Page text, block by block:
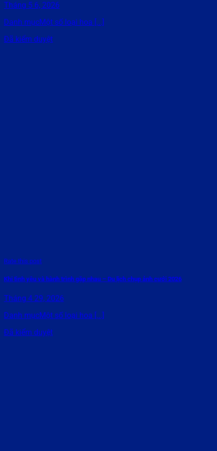
Tháng 5 6, 2026
Danh mụcMột số loại hoa [...]
Đã kiểm duyệt
Rate this post
Khi tình yêu và hành trình gặp nhau – Du lịch chụp ảnh cưới 2026
Tháng 4 29, 2026
Danh mụcMột số loại hoa [...]
Đã kiểm duyệt